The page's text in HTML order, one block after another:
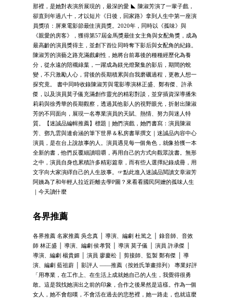
那裡，是她對表演所展現的，最深的愛 ◣ 陳淑芳演了一輩子戲，
卻直到年過八十，才以短片《日後，回家路》拿到人生中第一座演
員獎項：屏東電影節最佳演員獎。2020年，同時以《孤味》與
《親愛的房客》，獲得第57屆金馬獎最佳女主角與女配角獎，成為
最高齡的演員獎得主，並創下首位同時奪下影后與女配角的紀錄。
陳淑芳的演藝之路充滿戲劇性，她將台前幕後的種種經歷化為養
分，從永遠的陪襯綠葉，一躍成為鎂光燈聚集的影后，期間的蛻
變，不只激勵人心，背後的長期積累與自我磨礪過程，更教人想一
探究竟。 書中同時收錄陳淑芳與電影導演林正盛、鄭有傑、許承
傑，以及演員莫子儀充滿創作靈光的精彩對談，並穿插資深導播朱
莉莉與徐秀華的長期觀察，透過其他影人的視野眼光，折射出陳淑
芳的不同面向，展現一名專業演員的天賦、熱情、努力與迷人特
質。【迷誠品編輯推薦】標題｜她們演戲，她們書寫：演員陳淑
芳、鄧九雲與連俞涵的筆下世界＆私房書單撰文｜迷誠品內容中心
演員，是在台上說故事的人。演員遇見每一個角色，就像拾獲一本
全新的書，他們反覆細讀咀嚼，再用自己的方式向觀眾說書。無形
之中，演員自身也累積許多精彩篇章，而有些人選擇紀錄成冊，用
文字向大家演繹自己的人生故事。☞點此進入迷誠品閱讀文章淑芳
阿姨為了和年輕人拉近距離去學P圖？來看看國民阿嬤的孤味人生
｜今天讀什麼
各界推薦
各界推薦 名家推薦 吳念真 │ 導演、編劇 杜篤之 │ 錄音師、音效
師 林正盛 │ 導演、編劇 侯孝賢 │ 導演 莫子儀 │ 演員 許承傑 │
導演、編劇 楊貴媚 │ 演員 廖慶松 │ 剪接師、監製 鄭有傑 │ 導
演、編劇 藍祖蔚 │ 影評人 ——推薦（按姓氏筆畫排列） 專業好評
「用專業，在工作上、在生活上成就她自己的人生，我覺得很勇
敢。這是我找她演出之前的印象，合作之後果然是這樣。作為一個
女人，她不會怨嘆，不會活在過去的悲愁裡，她一路走，也就這麼